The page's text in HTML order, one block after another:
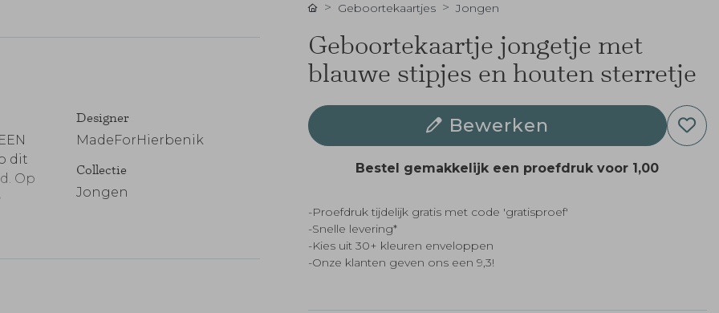
dit
Op
Designer
MadeForHierbenik
Collectie
Jongen
Geboortekaartjes Jongen
Geboortekaartje jongetje met
blauwe stipjes en houten sterretje
Bewerken
Bestel gemakkelijk een proefdruk voor 1,00
-Proefdruk tijdelijk gratis met code 'gratisproef'
-Snelle levering*
-Kies uit 30+ kleuren enveloppen
-Onze klanten geven ons een 9,3!